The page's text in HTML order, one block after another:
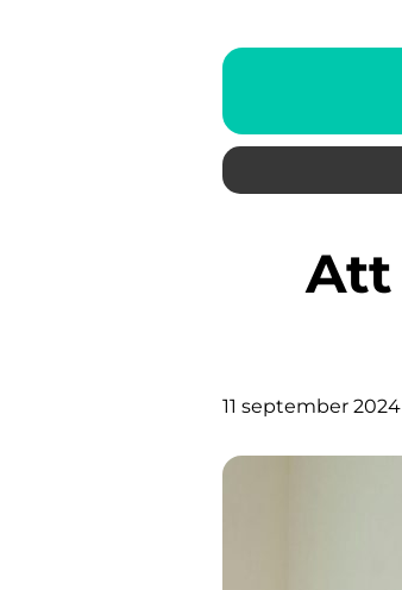
Att Välja Rätt Flyttfirma i
11 september 2024